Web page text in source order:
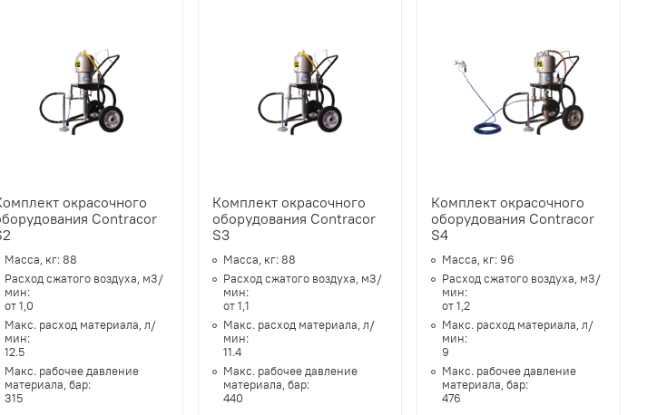
окрасочного
Contracor
Масса, кг:88
Расход сжатого воздуха, м3/
мин:
от 1,0
Макс. расход материала, л/
мин:
12.5
Макс. рабочее давление
материала, бар:
315
Комплект окрасочного
оборудования Contracor
S3
Масса, кг:88
Расход сжатого воздуха, м3/
мин:
от 1,1
Макс. расход материала, л/
мин:
11.4
Макс. рабочее давление
материала, бар:
440
Комплект окрасочного
оборудования Contracor
S4
Масса, кг: 96
Расход сжатого воздуха, м3/
мин:
от 1,2
Макс. расход материала, л/
мин:
9
Макс. рабочее давление
материала, бар:
476